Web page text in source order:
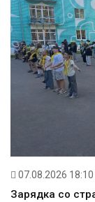
07.08.2026 18:10
Зарядка со